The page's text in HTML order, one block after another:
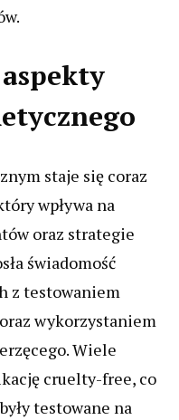
staje się coraz
wpływa na
oraz strategie
świadomość
z testowaniem
wykorzystaniem
Wiele
cruelty-free, co
testowane na